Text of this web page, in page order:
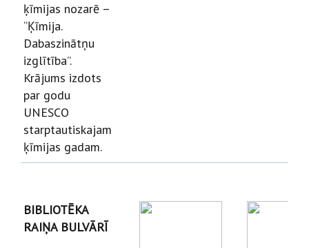
ķīmijas nozarē –
“Ķīmija.
Dabaszinātņu
izglītība”.
Krājums izdots
par godu
UNESCO
starptautiskajam
ķīmijas gadam.
BIBLIOTĒKA
RAIŅA BULVĀRĪ